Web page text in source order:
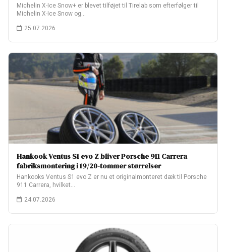
Michelin X-Ice Snow+ er blevet tilføjet til Tirelab som efterfølger til
Michelin X-Ice Snow og…
25.07.2026
Hankook Ventus S1 evo Z bliver Porsche 911 Carrera
fabriksmontering i 19/20-tommer størrelser
Hankooks Ventus S1 evo Z er nu et originalmonteret dæk til Porsche
911 Carrera, hvilket…
24.07.2026